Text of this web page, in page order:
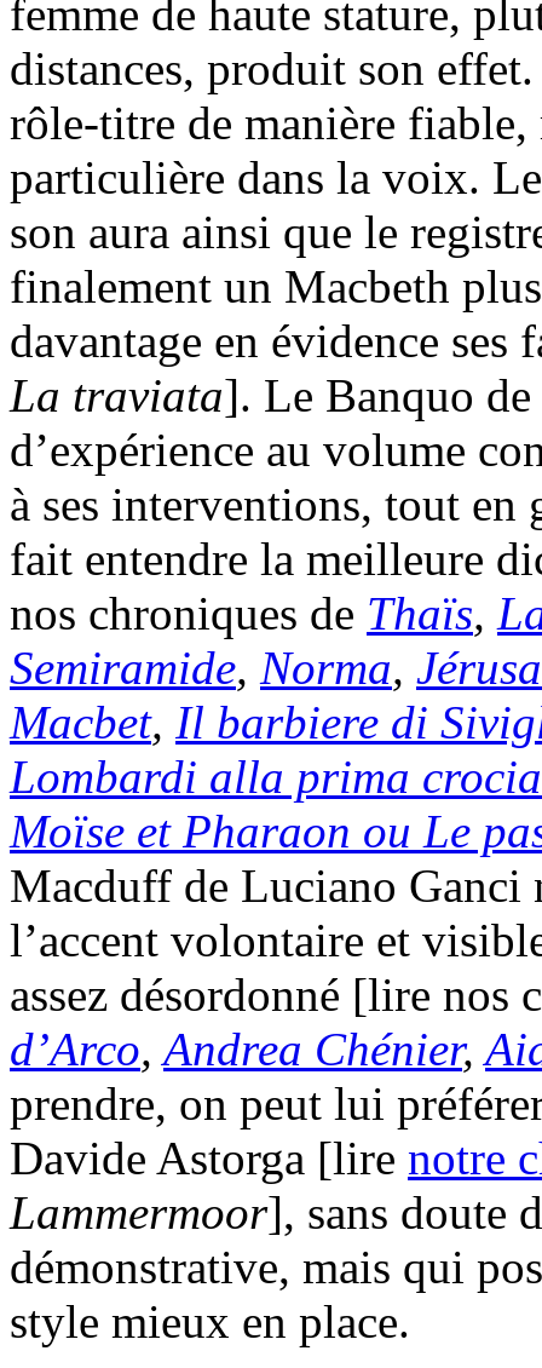
femme de haute stature,
distances, produit son
rôle-titre de manière
particulière dans la voix.
son aura ainsi que le
finalement un Macbeth
davantage en évidence
La traviata]. Le Banquo
d’expérience au volume
à ses interventions, tout
fait entendre la meilleure
nos chroniques de Thaïs,
Semiramide, Norma,
Macbet, Il barbiere di
Lombardi alla prima
Moïse et Pharaon ou Le
Macduff de Luciano Ganci
l’accent volontaire et
assez désordonné [lire nos
d’Arco,Andrea Chénier,
prendre, on peut lui
Davide Astorga [lire notre
Lammermoor], sans doute
démonstrative, mais qui
style mieux en place.